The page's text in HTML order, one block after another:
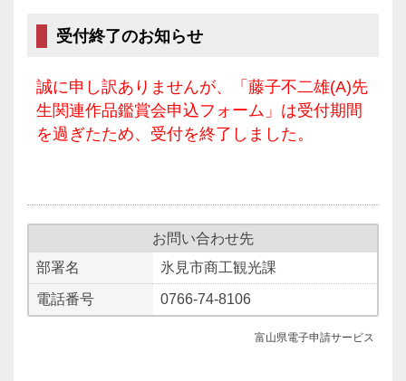
受付終了のお知らせ
誠に申し訳ありませんが、「藤子不二雄(A)先
生関連作品鑑賞会申込フォーム」は受付期間
を過ぎたため、受付を終了しました。
お問い合わせ先
部署名
氷見市商工観光課
電話番号 0766-74-8106
富山県電子申請サービス